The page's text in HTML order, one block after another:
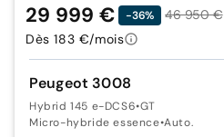
Peugeot 3008
Hybrid 145 e-DCS6•GT
Micro-hybride essence•Auto.
29 999 € -36%
46 950 €
Dès 183 €/mois